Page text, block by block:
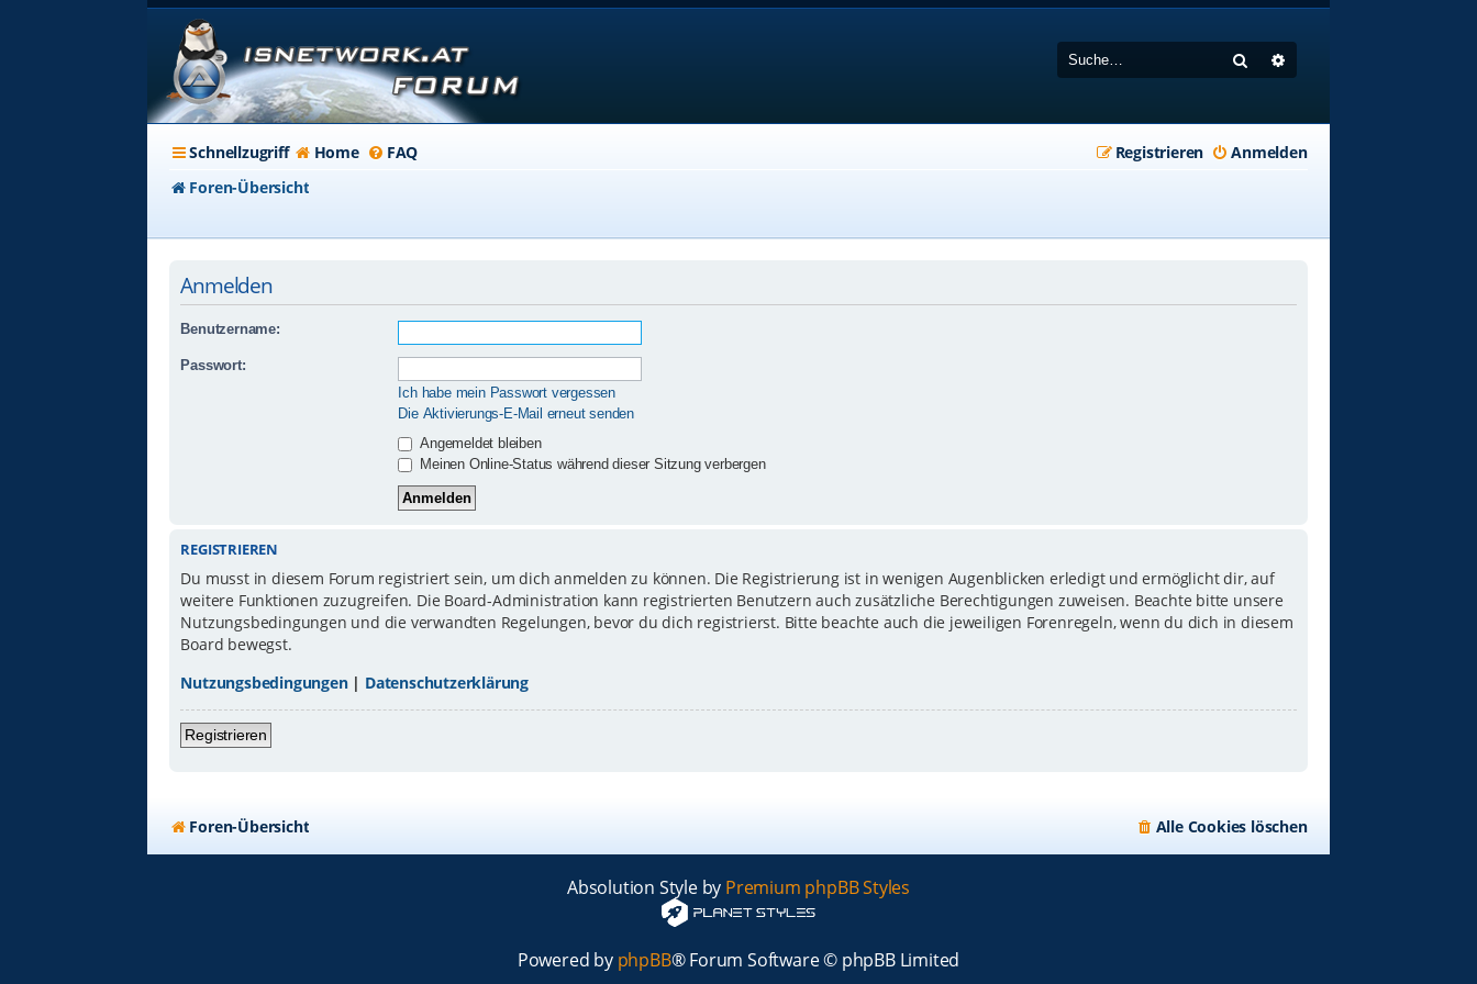
Suche
Schnellzugriff Home FAQ Anmelden
Registrieren
Foren-Übersicht
Anmelden
Benutzername:
Passwort:
Ich habe mein Passwort vergessen
Die Aktivierungs-E-Mail erneut senden
Angemeldet bleiben
Meinen Online-Status während dieser Sitzung verbergen
REGISTRIEREN
Du musst in diesem Forum registriert sein, um dich anmelden zu können. Die Registrierung ist in wenigen Augenblicken erledigt und ermöglicht dir, auf
weitere Funktionen zuzugreifen. Die Board-Administration kann registrierten Benutzern auch zusätzliche Berechtigungen zuweisen. Beachte bitte unsere
Nutzungsbedingungen und die verwandten Regelungen, bevor du dich registrierst. Bitte beachte auch die jeweiligen Forenregeln, wenn du dich in diesem
Board bewegst.
Nutzungsbedingungen| Datenschutzerklärung
Registrieren
Foren-Übersicht Alle Cookies löschen
Absolution Style by Premium phpBB Styles
Powered by phpBB® Forum Software © phpBB Limited